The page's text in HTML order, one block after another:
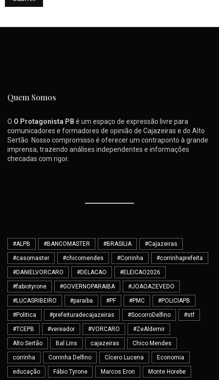
Quem Somos
O O Protagonista PB é um espaço de expressão livre para
comunicadores e formadores de opinião de Cajazeiras e do Alto
Sertão. Nosso compromisso é oferecer um contraponto à grande
imprensa, trazendo análises independentes e informações
checadas com rigor.
#ALPB #BANCOMASTER #BRASILIA #Cajazeiras
#casomaster #chicomendes #Corrinha #corrinhaprefeita
#DANIELVORCARO #DELACAO #ELEICAO2026
#fabiotyrone #GOVERNOPARAIBA #JOAOAZEVEDO
#LUCASRIBEIRO #paraiba #PF #PMC #POLICIAPB
#Politica #prefeituradecajazeiras #SocorroDelfino #stf
#TCEPB #vereador #VORCARO #ZeAldemir
Alto Sertão Bal Lins cajazeiras Chico Mendes
corrinha Corrinha Delfino Cícero Lucena Economia
educação Fábio Tyrone Marcos Eron Monte Horebe